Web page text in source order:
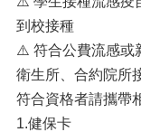
到校接種
⚠️ 符合公費流感或
衛生所、合約院所
符合資格者請攜帶
1.健保卡